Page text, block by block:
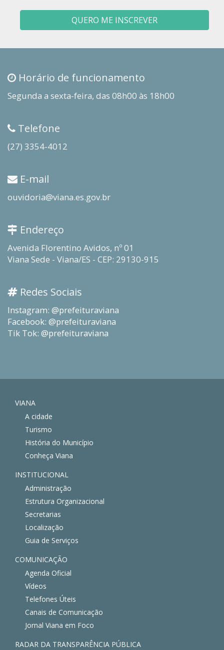
QUERO ME INSCREVER
Horário de funcionamento
Segunda a sexta-feira, das 08h00 às 18h00
Telefone
(27) 3354-4012
E-mail
ouvidoria@viana.es.gov.br
Endereço
Avenida Florentino Avidos, nº 01
Viana Sede - Viana/ES - CEP: 29130-915
Redes Sociais
Instagram: @prefeituraviana
Facebook: @prefeituraviana
Tik Tok: @prefeituraviana
VIANA
A cidade
Turismo
História do Município
Conheça Viana
INSTITUCIONAL
Administração
Estrutura Organizacional
Secretarias
Localização
Guia de Serviços
COMUNICAÇÃO
Agenda Oficial
Vídeos
Telefones Úteis
Canais de Comunicação
Jornal Viana em Foco
RADAR DA TRANSPARÊNCIA PÚBLICA